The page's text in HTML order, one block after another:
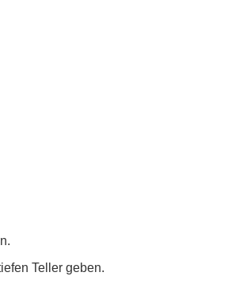
Teller geben.